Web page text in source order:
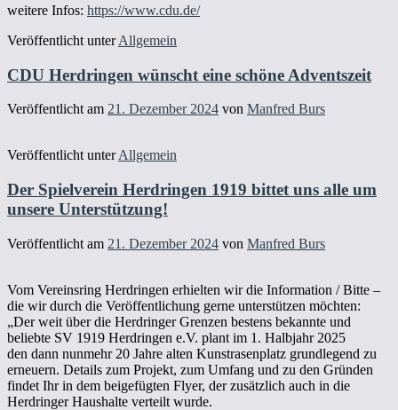
weitere Infos: https://www.cdu.de/
Veröffentlicht unter Allgemein
CDU Herdringen wünscht eine schöne Adventszeit
Veröffentlicht am 21. Dezember 2024 von Manfred Burs
Veröffentlicht unter Allgemein
Der Spielverein Herdringen 1919 bittet uns alle um
unsere Unterstützung!
Veröffentlicht am 21. Dezember 2024 von Manfred Burs
Vom Vereinsring Herdringen erhielten wir die Information / Bitte –
die wir durch die Veröffentlichung gerne unterstützen möchten:
„Der weit über die Herdringer Grenzen bestens bekannte und
beliebte SV 1919 Herdringen e.V. plant im 1. Halbjahr 2025
den dann nunmehr 20 Jahre alten Kunstrasenplatz grundlegend zu
erneuern. Details zum Projekt, zum Umfang und zu den Gründen
findet Ihr in dem beigefügten Flyer, der zusätzlich auch in die
Herdringer Haushalte verteilt wurde.